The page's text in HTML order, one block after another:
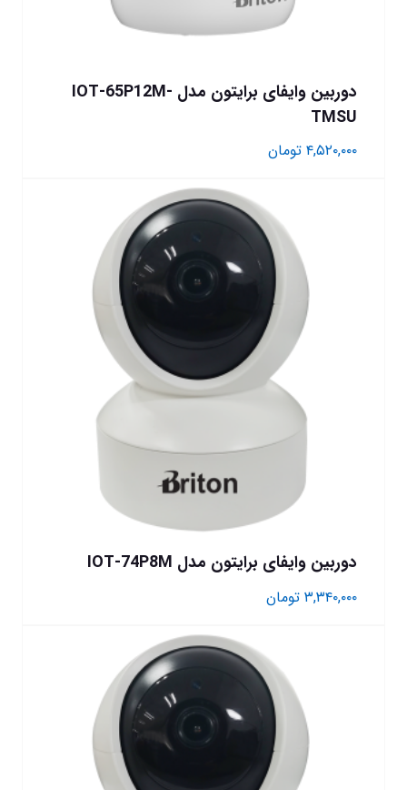
دوربین وایفای برایتون مدل IOT-65P12M-
TMSU
۴,۵۲۰,۰۰۰ تومان
دوربین وایفای برایتون مدل IOT-74P8M
۳,۳۴۰,۰۰۰ تومان